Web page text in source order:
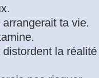
ta vie.
la réalité